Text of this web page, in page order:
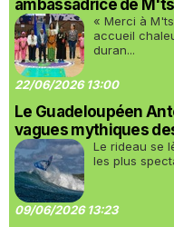
ambassadrice de
« Merci à
accueil
duran...
22/06/2026 13:00
Le Guadeloupéen
vagues mythiques
Le rideau se
les plus
09/06/2026 13:23